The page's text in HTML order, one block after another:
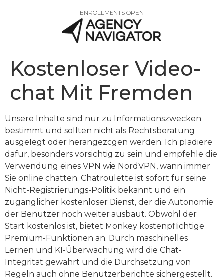
ENROLLMENTS OPEN
Kostenloser Video-
chat Mit Fremden
Unsere Inhalte sind nur zu Informationszwecken
bestimmt und sollten nicht als Rechtsberatung
ausgelegt oder herangezogen werden. Ich plädiere
dafür, besonders vorsichtig zu sein und empfehle die
Verwendung eines VPN wie NordVPN, wann immer
Sie online chatten. Chatroulette ist sofort für seine
Nicht-Registrierungs-Politik bekannt und ein
zugänglicher kostenloser Dienst, der die Autonomie
der Benutzer noch weiter ausbaut. Obwohl der
Start kostenlos ist, bietet Monkey kostenpflichtige
Premium-Funktionen an. Durch maschinelles
Lernen und KI-Überwachung wird die Chat-
Integrität gewahrt und die Durchsetzung von
Regeln auch ohne Benutzerberichte sichergestellt.